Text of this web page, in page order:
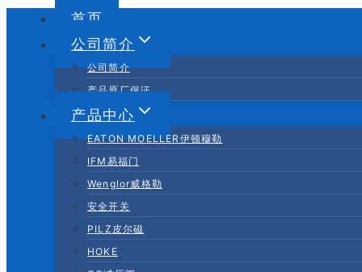
首页
公司简介
公司简介
产品原厂保证
产品中心
EATON MOELLER伊顿穆勒
IFM易福门
Wenglor威格勒
安全开关
PILZ皮尔磁
HOKE